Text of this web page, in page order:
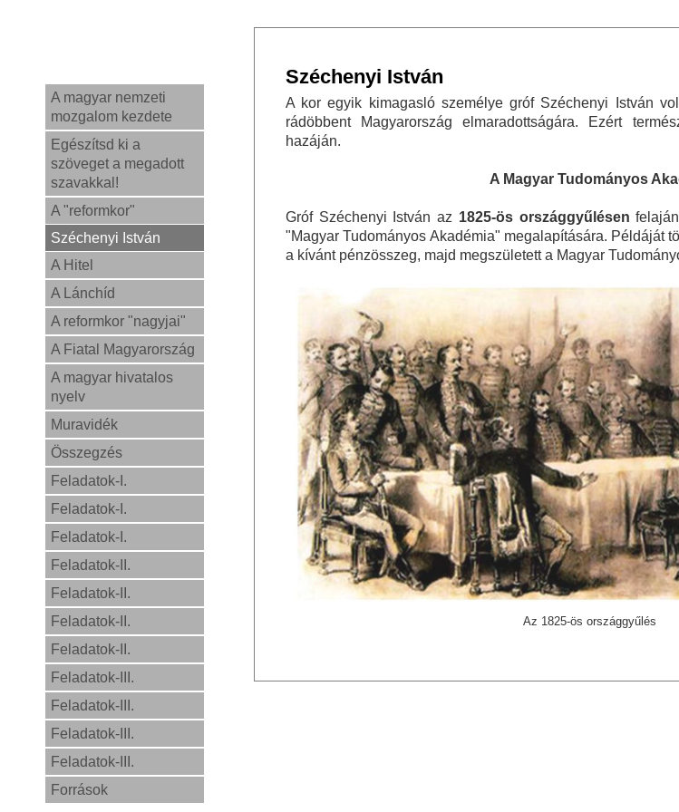
A magyar nemzeti
mozgalom kezdete
Egészítsd ki a
szöveget a megadott
szavakkal!
A "reformkor"
Széchenyi István
A Hitel
A Lánchíd
A reformkor "nagyjai"
A Fiatal Magyarország
A magyar hivatalos
nyelv
Muravidék
Összegzés
Feladatok-I.
Feladatok-I.
Feladatok-I.
Feladatok-II.
Feladatok-II.
Feladatok-II.
Feladatok-II.
Feladatok-III.
Feladatok-III.
Feladatok-III.
Feladatok-III.
Források
Széchenyi István
A kor egyik kimagasló személye gróf Széchenyi István
rádöbbent Magyarország elmaradottságára. Ezért
hazáján.
A Magyar Tudományos
Gróf Széchenyi István az 1825-ös országgyűlésen
"Magyar Tudományos Akadémia" megalapítására. Példáját
a kívánt pénzösszeg, majd megszületett a Magyar
Az 1825-ös országgyűlés